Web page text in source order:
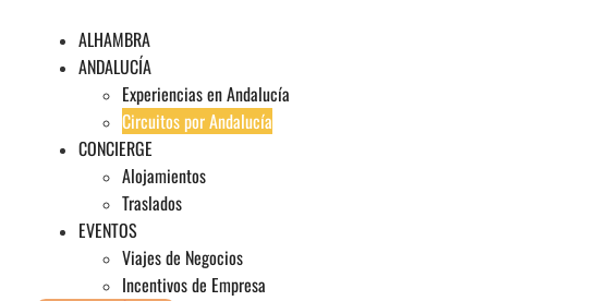
ALHAMBRA
ANDALUCÍA
Experiencias en Andalucía
Circuitos por Andalucía
CONCIERGE
Alojamientos
Traslados
EVENTOS
Viajes de Negocios
Incentivos de Empresa